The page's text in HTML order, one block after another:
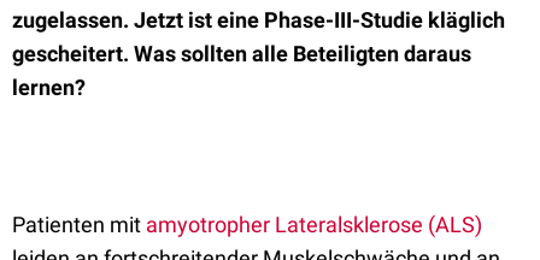
zugelassen. Jetzt ist eine Phase-III-Studie kläglich
gescheitert. Was sollten alle Beteiligten daraus
lernen?
Patienten mit amyotropher Lateralsklerose (ALS)